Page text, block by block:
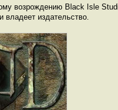
возрождению Black Isle
владеет издательство.